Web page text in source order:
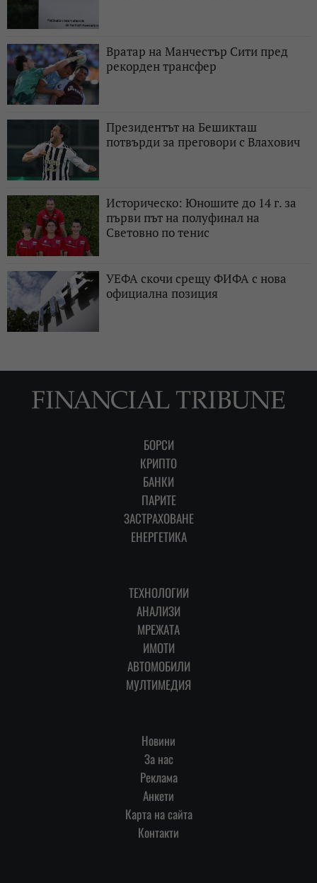
Вратар на Манчестър Сити пред
рекорден трансфер
Президентът на Бешикташ
потвърди за преговори с Влахович
Историческо: Юношите до 14 г. за
първи път на полуфинал на
Световно по тенис
УЕФА скочи срещу ФИФА с нова
официална позиция
БОРСИ
КРИПТО
БАНКИ
ПАРИТЕ
ЗАСТРАХОВАНЕ
ЕНЕРГЕТИКА
ТЕХНОЛОГИИ
АНАЛИЗИ
МРЕЖАТА
ИМОТИ
АВТОМОБИЛИ
МУЛТИМЕДИЯ
Новини
За нас
Реклама
Анкети
Карта на сайта
Контакти